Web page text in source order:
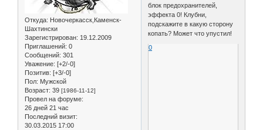
Откуда: Новочеркасск,Каменск-
Шахтински
Зарегистрирован: 19.12.2009
Приглашений: 0
Сообщений: 301
Уважение: [+2/-0]
Позитив: [+3/-0]
Пол: Мужской
Возраст: 39 [1986-11-12]
Провел на форуме:
26 дней 21 час
Последний визит:
30.03.2015 17:00
блок предохранителей,
эффекта 0! Клубни,
подскажите в какую сторону
копать? Может что упустил!
0